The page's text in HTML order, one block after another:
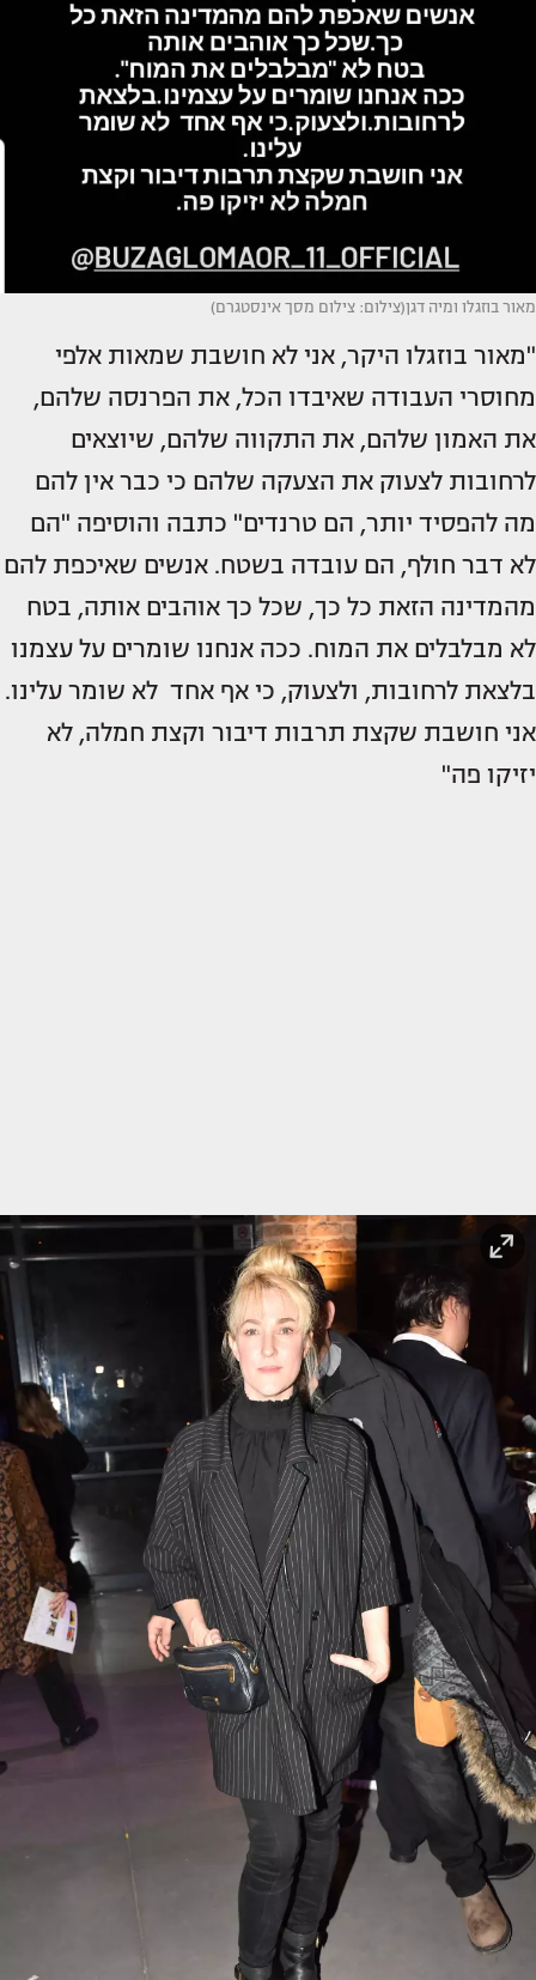
מאור בוזגלו ומיה דגן(צילום: צילום מסך אינסטגרם)
"מאור בוזגלו היקר, אני לא חושבת שמאות אלפי
מחוסרי העבודה שאיבדו הכל, את הפרנסה שלהם,
את האמון שלהם, את התקווה שלהם, שיוצאים
לרחובות לצעוק את הצעקה שלהם כי כבר אין להם
מה להפסיד יותר, הם טרנדים" כתבה והוסיפה "הם
לא דבר חולף, הם עובדה בשטח. אנשים שאיכפת להם
מהמדינה הזאת כל כך, שכל כך אוהבים אותה, בטח
לא מבלבלים את המוח. ככה אנחנו שומרים על עצמנו
בלצאת לרחובות, ולצעוק, כי אף אחד לא שומר עלינו.
אני חושבת שקצת תרבות דיבור וקצת חמלה, לא
יזיקו פה"